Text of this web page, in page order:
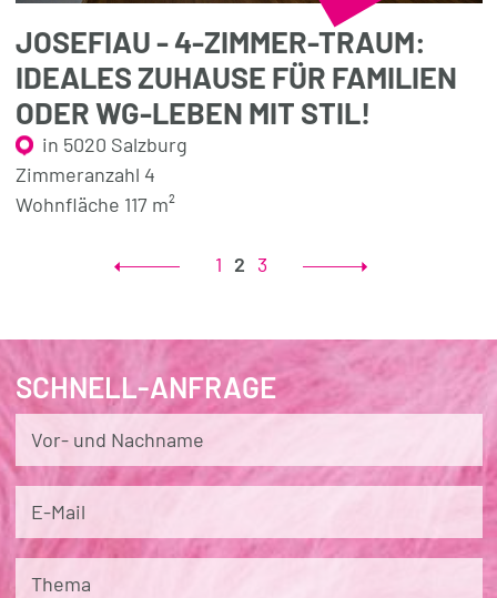
JOSEFIAU - 4-ZIMMER-TRAUM:
IDEALES ZUHAUSE FÜR FAMILIEN
ODER WG-LEBEN MIT STIL!
in 5020 Salzburg
Zimmeranzahl 4
Wohnfläche 117 m²
1 2 3
SCHNELL-ANFRAGE
Vor- und Nachname
E-Mail
Thema